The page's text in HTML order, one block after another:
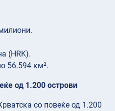
(HRK).
56.594 км².
од 1.200 острови
со повеќе од 1.200